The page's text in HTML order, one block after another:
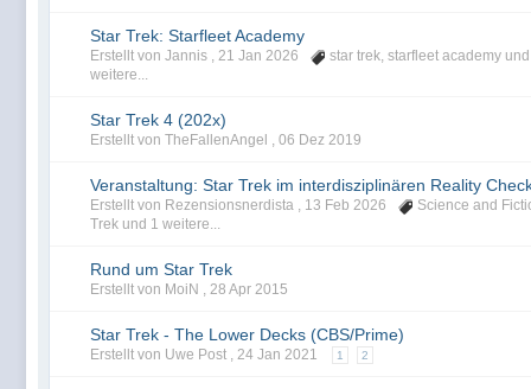
Star Trek: Starfleet Academy
Erstellt von Jannis , 21 Jan 2026 star trek, starfleet academy
weitere...
Star Trek 4 (202x)
Erstellt von TheFallenAngel , 06 Dez 2019
Veranstaltung: Star Trek im interdisziplinären Reality
Erstellt von Rezensionsnerdista , 13 Feb 2026
Science and
Trek und 1 weitere...
Rund um Star Trek
Erstellt von MoiN , 28 Apr 2015
Star Trek - The Lower Decks (CBS/Prime)
Erstellt von Uwe Post , 24 Jan 2021 1 2